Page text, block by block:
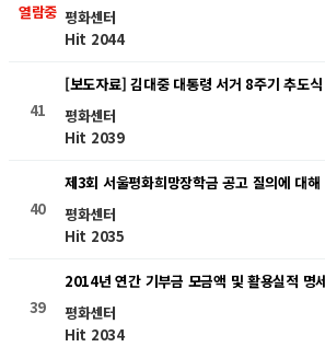
열람중 평화센터
Hit 2044
41
[보도자료] 김대중 대통령 서거 8주기 추도
평화센터
Hit 2039
40
제3회 서울평화희망장학금 공고 질의에 대
평화센터
Hit 2035
39
2014년 연간 기부금 모금액 및 활용실적 명
평화센터
Hit 2034